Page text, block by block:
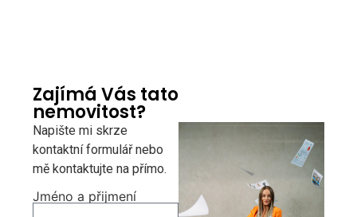
Zajímá Vás tato
nemovitost?
Napište mi skrze
kontaktní formulář nebo
mě kontaktujte na přímo.
Jméno a přijmení